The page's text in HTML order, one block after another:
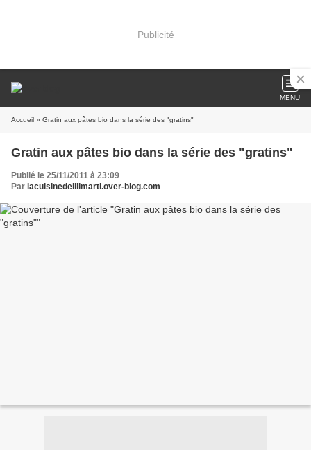
Publicité
MENU
Accueil » Gratin aux pâtes bio dans la série des "gratins"
Gratin aux pâtes bio dans la série des "gratins"
Publié le 25/11/2011 à 23:09
Par lacuisinedelilimarti.over-blog.com